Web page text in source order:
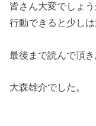
皆さん大変でしょ
行動できると少しは
最後まで読んで頂
大森雄介でした。